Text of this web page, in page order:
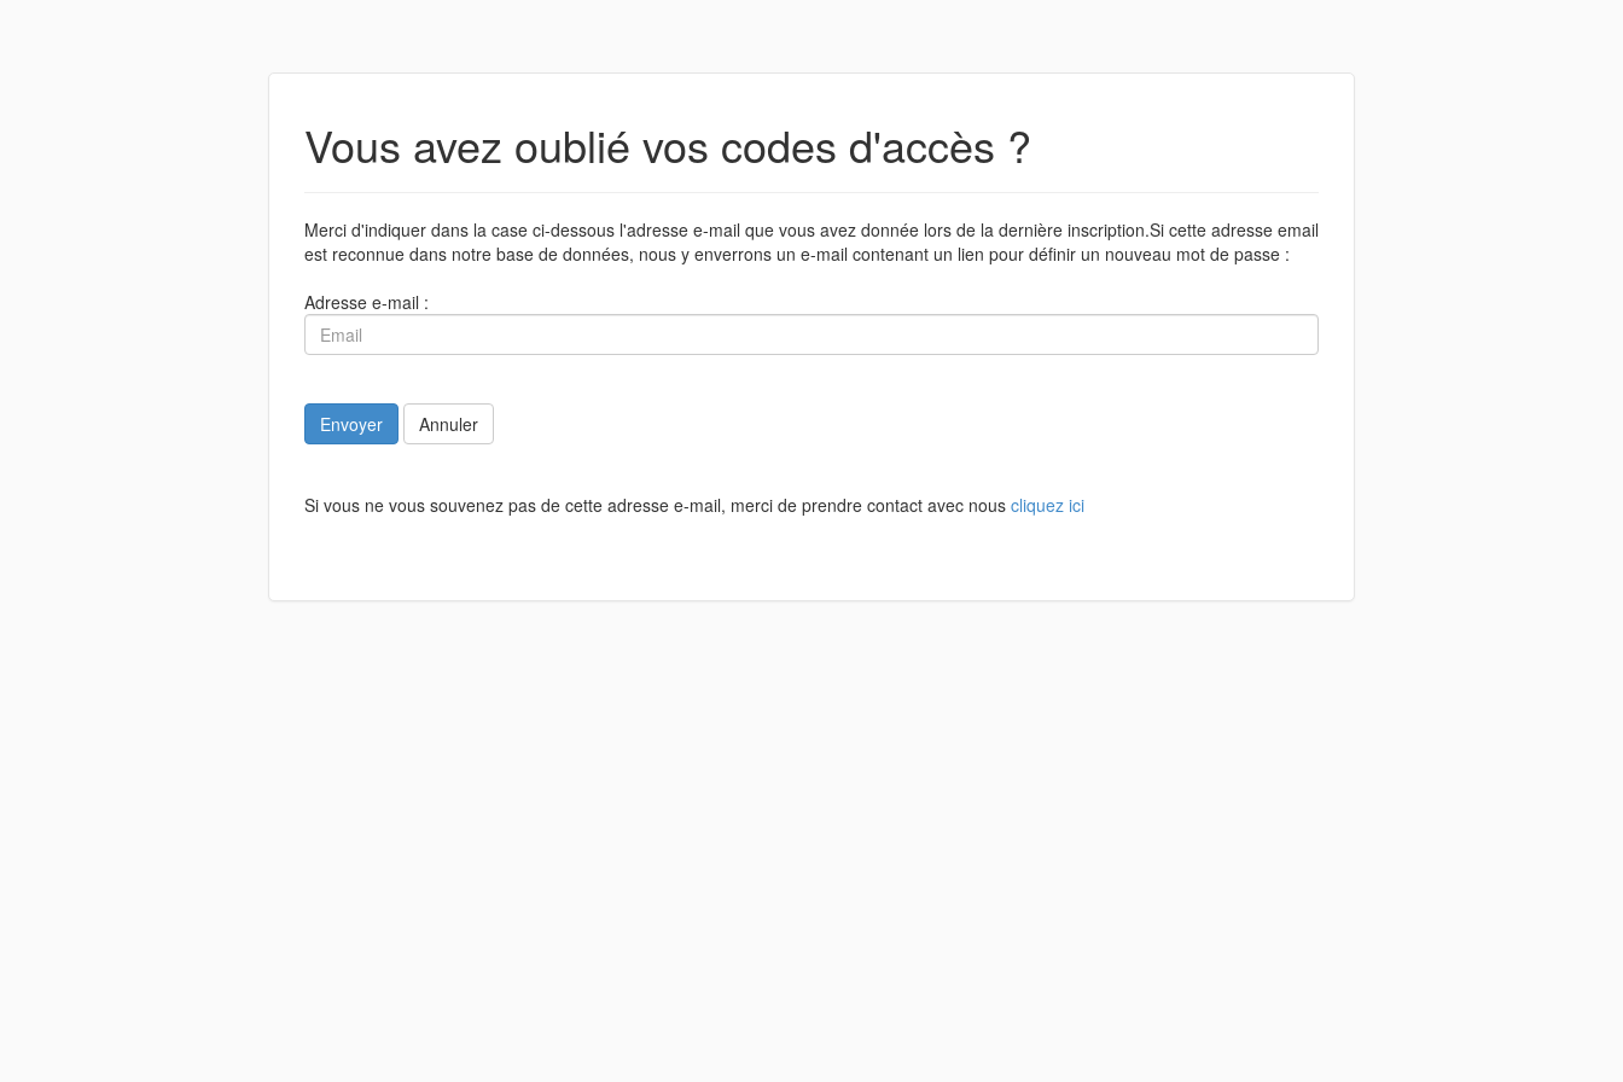
Vous avez oublié vos codes d'accès ?
Merci d'indiquer dans la case ci-dessous l'adresse e-mail que vous avez donnée lors de la dernière inscription.Si cette adresse email
est reconnue dans notre base de données, nous y enverrons un e-mail contenant un lien pour définir un nouveau mot de passe :
Adresse e-mail :
Envoyer Annuler
Si vous ne vous souvenez pas de cette adresse e-mail, merci de prendre contact avec nous cliquez ici